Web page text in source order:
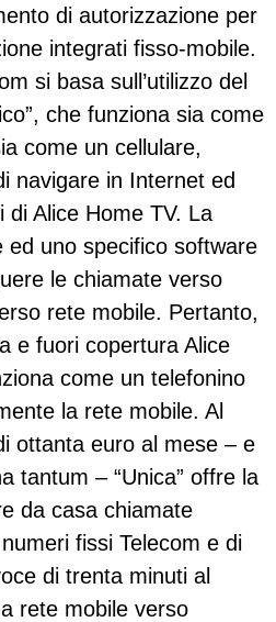
di autorizzazione per
integrati fisso-mobile.
si basa sull’utilizzo del
che funziona sia come
come un cellulare,
navigare in Internet ed
Alice Home TV. La
ed uno specifico software
le chiamate verso
rete mobile. Pertanto,
e fuori copertura Alice
come un telefonino
la rete mobile. Al
ottanta euro al mese – e
tantum – “Unica” offre la
da casa chiamate
fissi Telecom e di
di trenta minuti al
rete mobile verso